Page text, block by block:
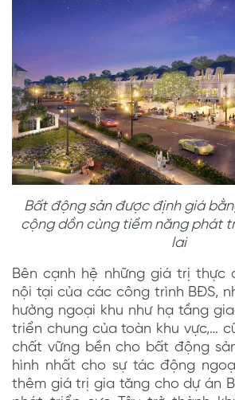
Bất động sản được định giá
cộng dồn cùng tiềm năng phát
lai
Bên cạnh hệ những giá trị thực
nội tại của các công trình BĐS,
hưởng ngoại khu như hạ tầng
triển chung của toàn khu vực,…
chất vững bền cho bất động
hình nhất cho sự tác động
thêm giá trị gia tăng cho dự án